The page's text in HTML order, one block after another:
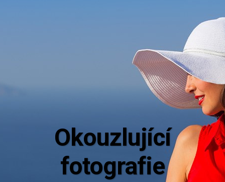
Aktuální
Mějte dokonalý přehled o novinkách z
nabízených destinací.